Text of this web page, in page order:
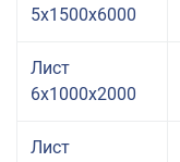
5x1500x6000
Лист
6x1000x2000
Лист